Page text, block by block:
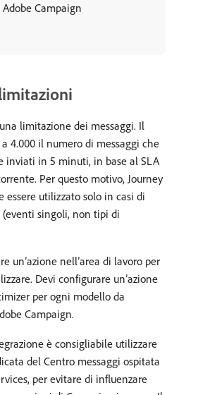
Campaign
limitazione dei messaggi. Il
4.000 il numero di messaggi che
inviati in 5 minuti, in base al SLA
Per questo motivo, Journey
essere utilizzato solo in casi di
singoli, non tipi di
un’azione nell’area di lavoro per
Devi configurare un’azione
per ogni modello da
Campaign.
è consigliabile utilizzare
del Centro messaggi ospitata
per evitare di influenzare